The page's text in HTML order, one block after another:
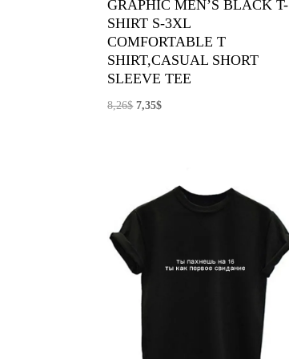
GRAPHIC MEN’S BLACK T-
SHIRT S-3XL
COMFORTABLE T
SHIRT,CASUAL SHORT
SLEEVE TEE
8,26$ El
7,35$El
7,35$.